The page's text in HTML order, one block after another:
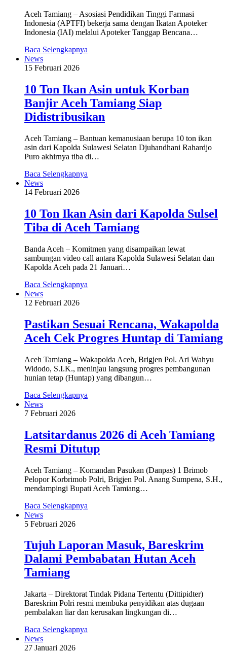
Aceh Tamiang – Asosiasi Pendidikan Tinggi Farmasi
Indonesia (APTFI) bekerja sama dengan Ikatan Apoteker
Indonesia (IAI) melalui Apoteker Tanggap Bencana…
Baca Selengkapnya
News
15 Februari 2026
10 Ton Ikan Asin untuk Korban
Banjir Aceh Tamiang Siap
Didistribusikan
Aceh Tamiang – Bantuan kemanusiaan berupa 10 ton ikan
asin dari Kapolda Sulawesi Selatan Djuhandhani Rahardjo
Puro akhirnya tiba di…
Baca Selengkapnya
News
14 Februari 2026
10 Ton Ikan Asin dari Kapolda Sulsel
Tiba di Aceh Tamiang
Banda Aceh – Komitmen yang disampaikan lewat
sambungan video call antara Kapolda Sulawesi Selatan dan
Kapolda Aceh pada 21 Januari…
Baca Selengkapnya
News
12 Februari 2026
Pastikan Sesuai Rencana, Wakapolda
Aceh Cek Progres Huntap di Tamiang
Aceh Tamiang – Wakapolda Aceh, Brigjen Pol. Ari Wahyu
Widodo, S.I.K., meninjau langsung progres pembangunan
hunian tetap (Huntap) yang dibangun…
Baca Selengkapnya
News
7 Februari 2026
Latsitardanus 2026 di Aceh Tamiang
Resmi Ditutup
Aceh Tamiang – Komandan Pasukan (Danpas) 1 Brimob
Pelopor Korbrimob Polri, Brigjen Pol. Anang Sumpena, S.H.,
mendampingi Bupati Aceh Tamiang…
Baca Selengkapnya
News
5 Februari 2026
Tujuh Laporan Masuk, Bareskrim
Dalami Pembabatan Hutan Aceh
Tamiang
Jakarta – Direktorat Tindak Pidana Tertentu (Dittipidter)
Bareskrim Polri resmi membuka penyidikan atas dugaan
pembalakan liar dan kerusakan lingkungan di…
Baca Selengkapnya
News
27 Januari 2026